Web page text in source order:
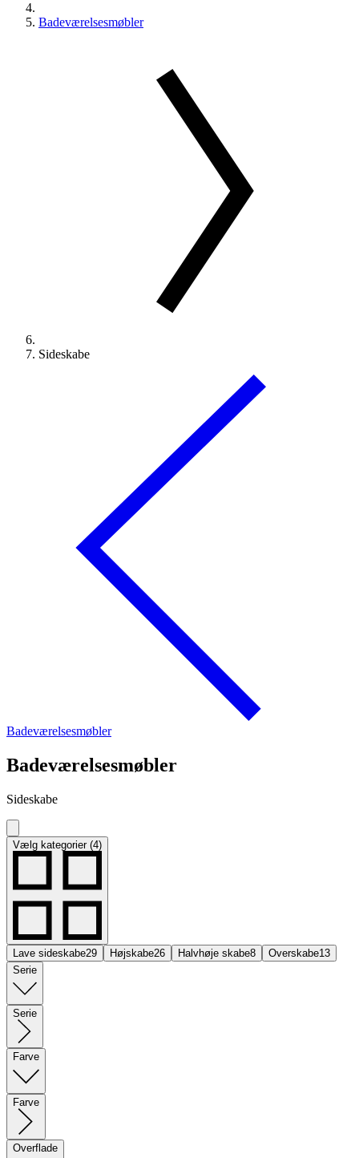
Badeværelsesmøbler
Sideskabe
Badeværelsesmøbler
Badeværelsesmøbler
Sideskabe
Vælg kategorier (4)
Lave sideskabe29 Højskabe26 Halvhøje skabe8 Overskabe13
Serie
Serie
Farve
Farve
Overflade